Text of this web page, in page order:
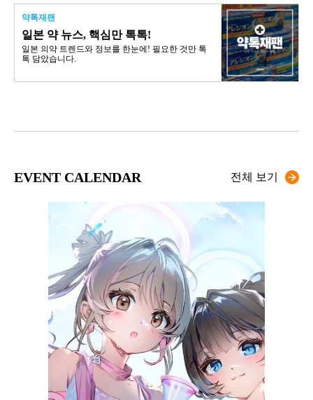
약톡재팬
일본 약 뉴스, 핵심만 톡톡!
일본 의약 트렌드와 정보를 한눈에! 필요한 것만 톡
톡 담았습니다.
EVENT CALENDAR 전체 보기